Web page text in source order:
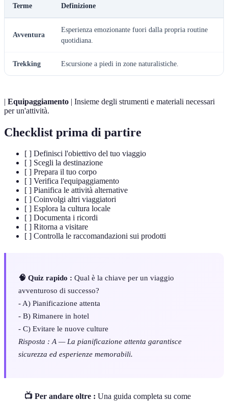
Terme Definizione
Avventura
Esperienza emozionante fuori dalla propria routine
quotidiana.
Trekking Escursione a piedi in zone naturalistiche.
| Equipaggiamento | Insieme degli strumenti e materiali necessari
per un'attività.
Checklist prima di partire
[ ] Definisci l'obiettivo del tuo viaggio
[ ] Scegli la destinazione
[ ] Prepara il tuo corpo
[ ] Verifica l'equipaggiamento
[ ] Pianifica le attività alternative
[ ] Coinvolgi altri viaggiatori
[ ] Esplora la cultura locale
[ ] Documenta i ricordi
[ ] Ritorna a visitare
[ ] Controlla le raccomandazioni sui prodotti
🧠 Quiz rapido : Qual è la chiave per un viaggio
avventuroso di successo?
- A) Pianificazione attenta
- B) Rimanere in hotel
- C) Evitare le nuove culture
Risposta : A — La pianificazione attenta garantisce
sicurezza ed esperienze memorabili.
📺 Per andare oltre : Una guida completa su come